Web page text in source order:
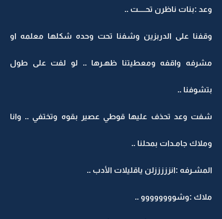
وعد :بنات ناظرن تحـــــت ..
وقفنا على الدربزين وشفنا تحت وحده شكلها معلمه او
مشرفه واقفه ومعطيتنا ظهـرها .. لو لفت على طول
بتشوفنا ..
شفت وعد تحذف عليها قوطي عصير بقوه وتختفي .. وانا
وملاك جامـدات بمحلنا ..
المشـرفه :انزززززلن ياقليلات الأدب ..
ملاك :وشوووووووو ..